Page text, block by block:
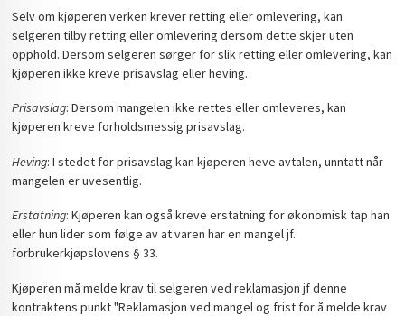
Selv om kjøperen verken krever retting eller omlevering, kan
selgeren tilby retting eller omlevering dersom dette skjer uten
opphold. Dersom selgeren sørger for slik retting eller omlevering, kan
kjøperen ikke kreve prisavslag eller heving.
Prisavslag: Dersom mangelen ikke rettes eller omleveres, kan
kjøperen kreve forholdsmessig prisavslag.
Heving: I stedet for prisavslag kan kjøperen heve avtalen, unntatt når
mangelen er uvesentlig.
Erstatning: Kjøperen kan også kreve erstatning for økonomisk tap han
eller hun lider som følge av at varen har en mangel jf.
forbrukerkjøpslovens § 33.
Kjøperen må melde krav til selgeren ved reklamasjon jf denne
kontraktens punkt "Reklamasjon ved mangel og frist for å melde krav